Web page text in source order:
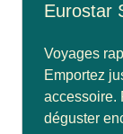
Eurostar
Voyages
Emportez
accessoire.
déguster